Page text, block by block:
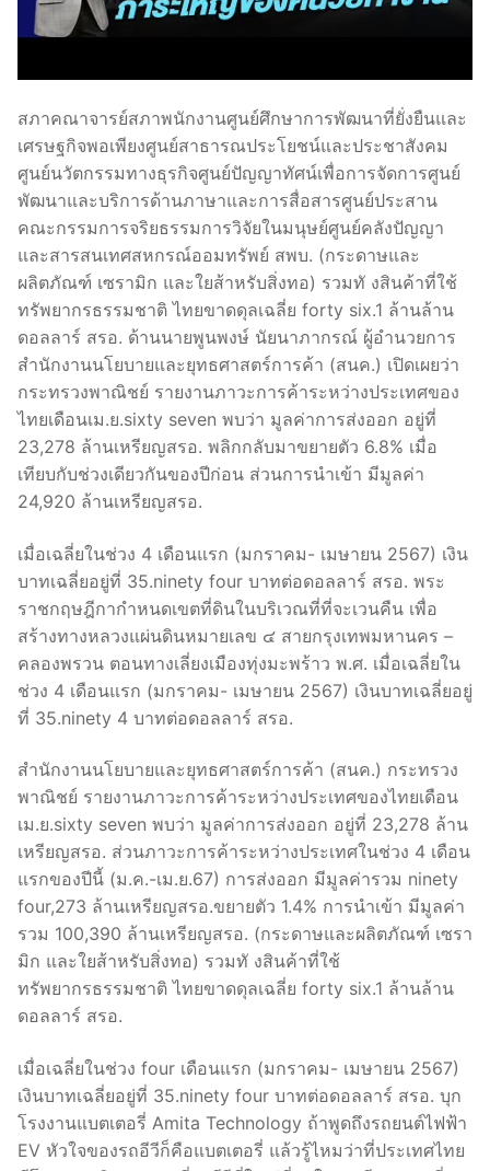
สภาคณาจารย์สภาพนักงานศูนย์ศึกษาการพัฒนาที่ยั่งยืนและ
เศรษฐกิจพอเพียงศูนย์สาธารณประโยชน์และประชาสังคม
ศูนย์นวัตกรรมทางธุรกิจศูนย์ปัญญาทัศน์เพื่อการจัดการศูนย์
พัฒนาและบริการด้านภาษาและการสื่อสารศูนย์ประสาน
คณะกรรมการจริยธรรมการวิจัยในมนุษย์ศูนย์คลังปัญญา
และสารสนเทศสหกรณ์ออมทรัพย์ สพบ. (กระดาษและ
ผลิตภัณฑ์ เซรามิก และใยส้าหรับสิ่งทอ) รวมทั งสินค้าที่ใช้
ทรัพยากรธรรมชาติ ไทยขาดดุลเฉลี่ย forty six.1 ล้านล้าน
ดอลลาร์ สรอ. ด้านนายพูนพงษ์ นัยนาภากรณ์ ผู้อำนวยการ
สำนักงานนโยบายและยุทธศาสตร์การค้า (สนค.) เปิดเผยว่า
กระทรวงพาณิชย์ รายงานภาวะการค้าระหว่างประเทศของ
ไทยเดือนเม.ย.sixty seven พบว่า มูลค่าการส่งออก อยู่ที่
23,278 ล้านเหรียญสรอ. พลิกกลับมาขยายตัว 6.8% เมื่อ
เทียบกับช่วงเดียวกันของปีก่อน ส่วนการนำเข้า มีมูลค่า
24,920 ล้านเหรียญสรอ.
เมื่อเฉลี่ยในช่วง 4 เดือนแรก (มกราคม- เมษายน 2567) เงิน
บาทเฉลี่ยอยู่ที่ 35.ninety four บาทต่อดอลลาร์ สรอ. พระ
ราชกฤษฎีกากำหนดเขตที่ดินในบริเวณที่ที่จะเวนคืน เพื่อ
สร้างทางหลวงแผ่นดินหมายเลข ๔ สายกรุงเทพมหานคร –
คลองพรวน ตอนทางเลี่ยงเมืองทุ่งมะพร้าว พ.ศ. เมื่อเฉลี่ยใน
ช่วง 4 เดือนแรก (มกราคม- เมษายน 2567) เงินบาทเฉลี่ยอยู่
ที่ 35.ninety 4 บาทต่อดอลลาร์ สรอ.
สำนักงานนโยบายและยุทธศาสตร์การค้า (สนค.) กระทรวง
พาณิชย์ รายงานภาวะการค้าระหว่างประเทศของไทยเดือน
เม.ย.sixty seven พบว่า มูลค่าการส่งออก อยู่ที่ 23,278 ล้าน
เหรียญสรอ. ส่วนภาวะการค้าระหว่างประเทศในช่วง 4 เดือน
แรกของปีนี้ (ม.ค.-เม.ย.67) การส่งออก มีมูลค่ารวม ninety
four,273 ล้านเหรียญสรอ.ขยายตัว 1.4% การนำเข้า มีมูลค่า
รวม 100,390 ล้านเหรียญสรอ. (กระดาษและผลิตภัณฑ์ เซรา
มิก และใยส้าหรับสิ่งทอ) รวมทั งสินค้าที่ใช้
ทรัพยากรธรรมชาติ ไทยขาดดุลเฉลี่ย forty six.1 ล้านล้าน
ดอลลาร์ สรอ.
เมื่อเฉลี่ยในช่วง four เดือนแรก (มกราคม- เมษายน 2567)
เงินบาทเฉลี่ยอยู่ที่ 35.ninety four บาทต่อดอลลาร์ สรอ. บุก
โรงงานแบตเตอรี่ Amita Technology ถ้าพูดถึงรถยนต์ไฟฟ้า
EV หัวใจของรถอีวีก็คือแบตเตอรี่ แล้วรู้ไหมว่าที่ประเทศไทย